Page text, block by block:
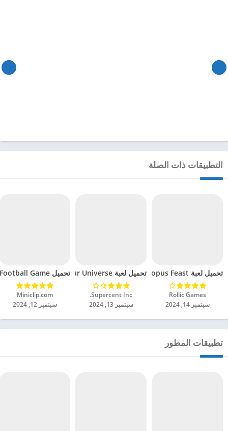
التطبيقات ذات الصلة
تحميل لعبة Octopus Feast مهكرة للاندرويد 2024
Rollic Games‏
سبتمبر 14, 2024
تحميل لعبة Dinosaur Universe مهكرة للاندرويد 2024
Supercent Inc.‏
سبتمبر 13, 2024
تحميل Soccer Hero PvP Football Game مهكرة للاندرويد 2024
Miniclip.com‏
سبتمبر 12, 2024
تطبيقات المطور